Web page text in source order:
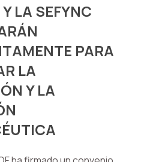
LA SEFYNC
PARA
LA
Y LA